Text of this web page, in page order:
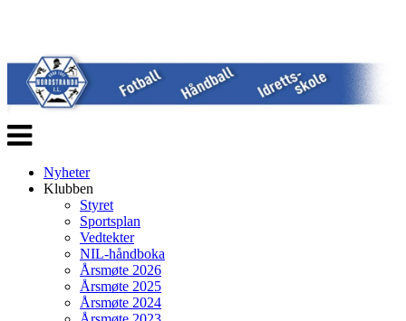
Veksle
navigasjon
Nyheter
Klubben
Styret
Sportsplan
Vedtekter
NIL-håndboka
Årsmøte 2026
Årsmøte 2025
Årsmøte 2024